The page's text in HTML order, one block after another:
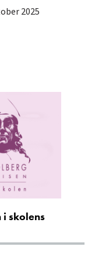
2025
skolens